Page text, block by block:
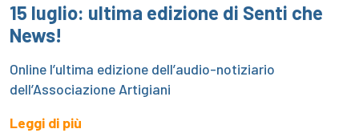
15 luglio: ultima edizione di Senti che
News!
Online l’ultima edizione dell’audio-notiziario
dell’Associazione Artigiani
Leggi di più